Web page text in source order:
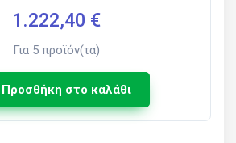
1.222,40 €
Για 5προϊόν(τα)
Προσθήκη στο καλάθι